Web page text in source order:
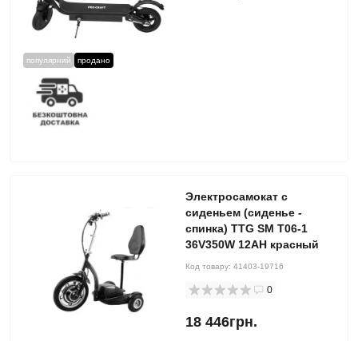
популярний продано
Электросамокат с
сиденьем (сиденье -
спинка) TTG SM T06-1
36V350W 12AH красный
Код товару: 41403-19716
0
18 446грн.